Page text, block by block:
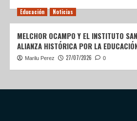
Educación Noticias
MELCHOR OCAMPO Y EL INSTITUTO
ALIANZA HISTÓRICA POR LA
Marilu Perez 27/07/2026 0